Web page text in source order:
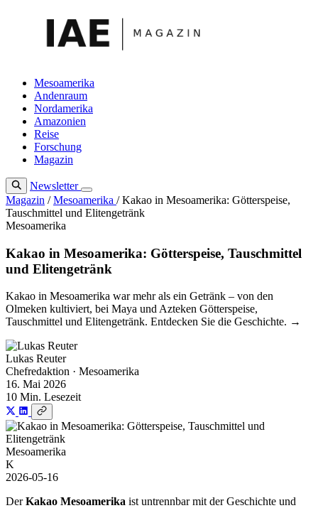
Mesoamerika
Andenraum
Nordamerika
Amazonien
Reise
Forschung
Magazin
Newsletter
Magazin / Mesoamerika / Kakao in Mesoamerika: Götterspeise,
Tauschmittel und Elitengetränk
Mesoamerika
Kakao in Mesoamerika: Götterspeise, Tauschmittel
und Elitengetränk
Kakao in Mesoamerika war mehr als ein Getränk – von den
Olmeken kultiviert, bei Maya und Azteken Götterspeise,
Tauschmittel und Elitengetränk. Entdecken Sie die Geschichte. →
Lukas Reuter
Chefredaktion · Mesoamerika
16. Mai 2026
10 Min. Lesezeit
Mesoamerika
K
2026-05-16
DerKakao Mesoamerika ist untrennbar mit der Geschichte und